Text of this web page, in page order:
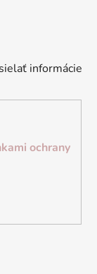
informácie
ochrany